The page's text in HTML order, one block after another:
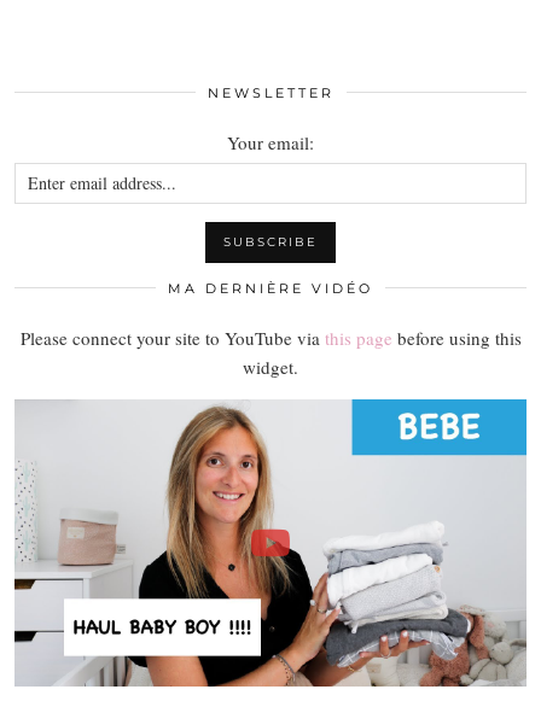
NEWSLETTER
Your email:
MA DERNIÈRE VIDÉO
Please connect your site to YouTube via this page before using this
widget.